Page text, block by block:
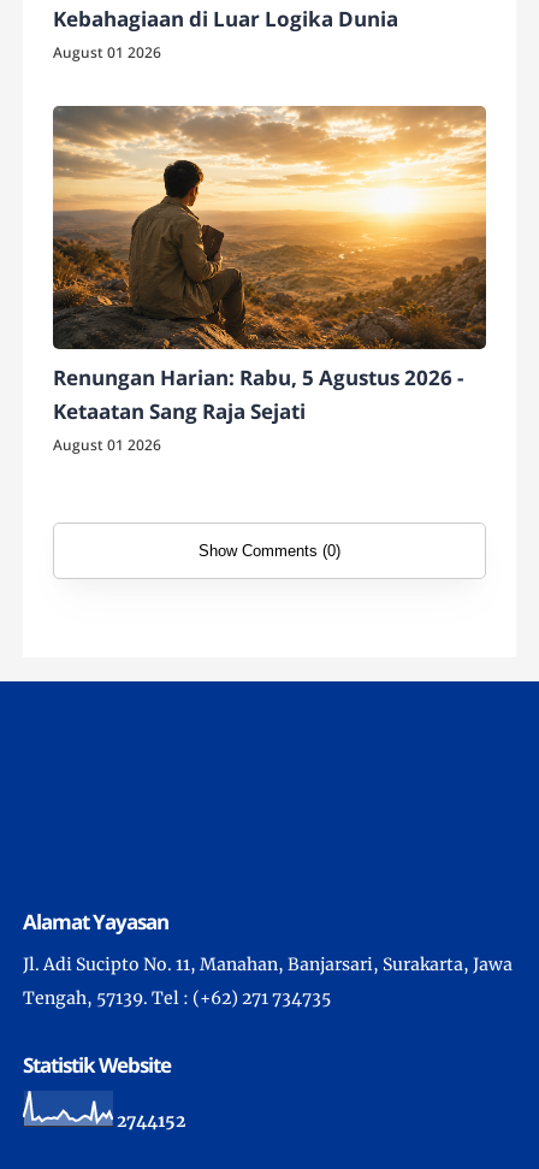
Kebahagiaan di Luar Logika Dunia
August 01 2026
Renungan Harian: Rabu, 5 Agustus 2026 -
Ketaatan Sang Raja Sejati
August 01 2026
Show Comments (0)
Alamat Yayasan
Jl. Adi Sucipto No. 11, Manahan, Banjarsari, Surakarta, Jawa
Tengah, 57139. Tel : (+62) 271 734735
Statistik Website
2744152